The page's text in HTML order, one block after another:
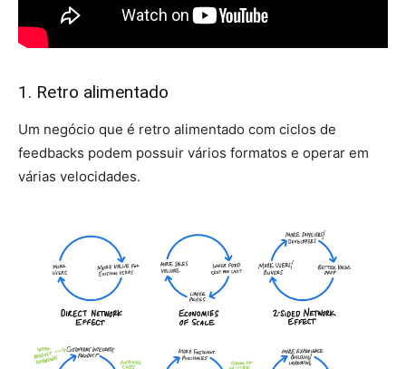
1. Retro alimentado
Um negócio que é retro alimentado com ciclos de
feedbacks podem possuir vários formatos e operar em
várias velocidades.